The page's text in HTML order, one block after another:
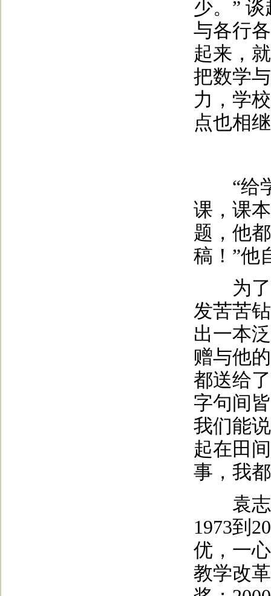
少。”
与各行
起来，
把数学
力，学
点也相
“给学
课，课
题，他
稿！”他
为了
发苦苦
出一本
赠与他
都送给
字句间
我们能
起在田
事，我
袁志
1973到
优，一
教学改